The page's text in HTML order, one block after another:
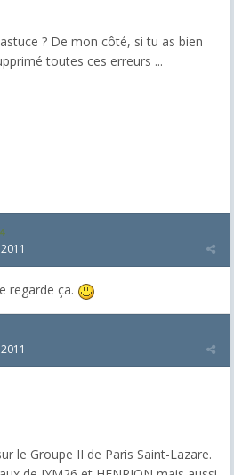
? De mon côté, si tu as bien
toutes ces erreurs ...
regarde ça.
le Groupe II de Paris Saint-Lazare.